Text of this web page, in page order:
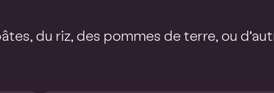
du riz, des pommes de terre, ou